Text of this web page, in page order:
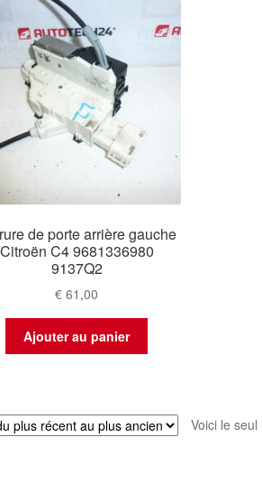
de porte arrière gauche
Citroën C4 9681336980
9137Q2
€ 61,00
Ajouter au panier
Voici le seul